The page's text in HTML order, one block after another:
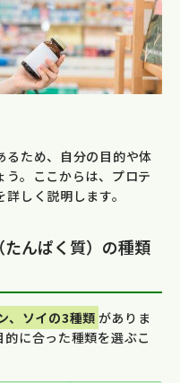
るため、自分の目的や体
。ここからは、プロテ
しく説明します。
んぱく質）の種類
、ソイの3種類がありま
に合った種類を選ぶこ